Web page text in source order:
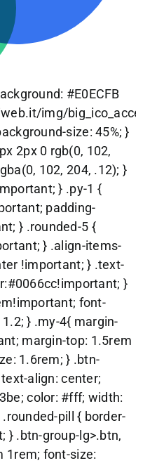
#E0ECFB
img/
size: 45%; }
2px 0 rgb(0, 102,
102, 204, .12); }
} .py-1 {
padding-
} .rounded-5 {
} .align-items-
!important; } .text-
}
font-
} .my-4{ margin-
margin-top: 1.5rem
1.6rem; } .btn-
align: center;
color: #fff; width:
pill { border-
} .btn-group-lg>.btn,
1rem; font-size: